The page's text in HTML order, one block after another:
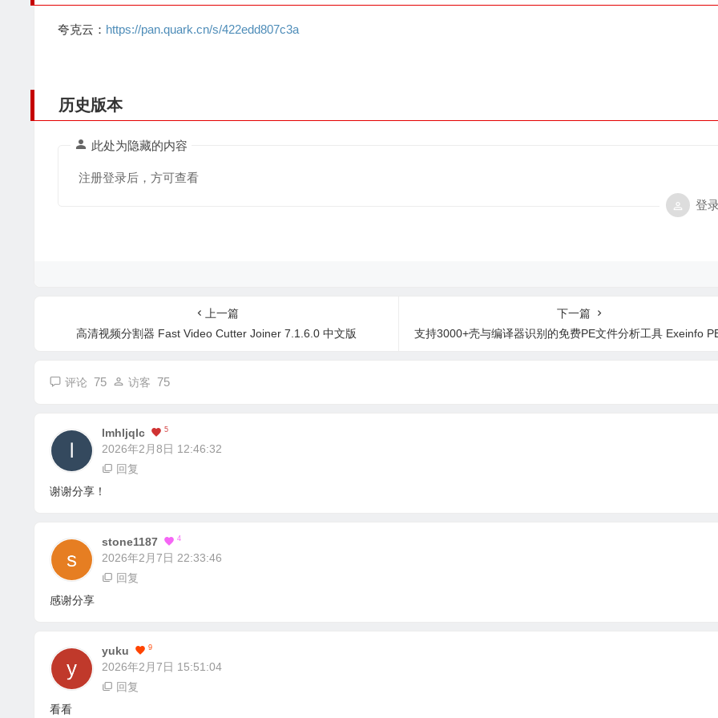
夸克云： https://pan.quark.cn/s/422edd807c3a
历史版本
此处为隐藏的内容
注册登录后，方可查看
登
上一篇
高清视频分割器 Fast Video Cutter Joiner 7.1.6.0 中文版
下一篇
支持3000+壳与编译器识别的免费PE文件分析工具 Exeinfo PE v0.0.9.8
评论 75 访客 75
Lmhljqlc 5
2026年2月8日 12:46:32
回复
谢谢分享！
Stone1187 4
2026年2月7日 22:33:46
回复
感谢分享
Yuku 9
2026年2月7日 15:51:04
回复
看看